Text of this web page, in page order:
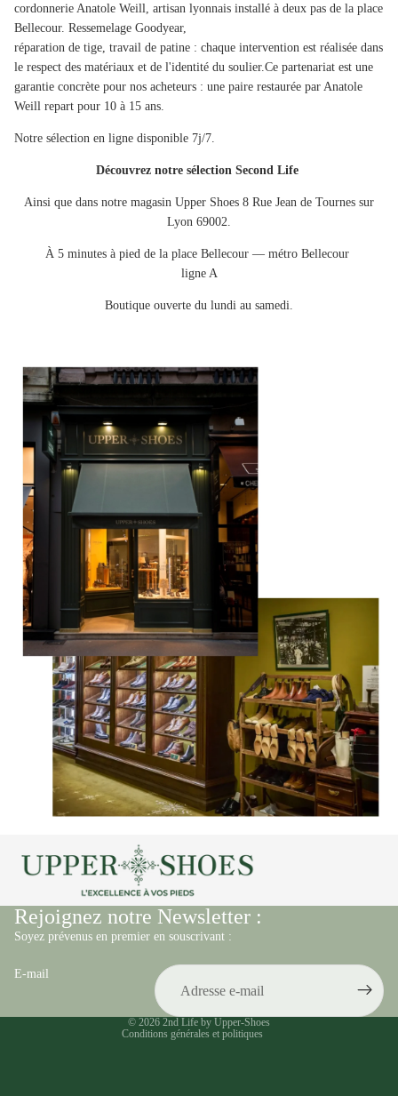
cordonnerie Anatole Weill, artisan lyonnais installé à deux pas de la place
Bellecour. Ressemelage Goodyear,
réparation de tige, travail de patine : chaque intervention est réalisée dans
le respect des matériaux et de l'identité du soulier.Ce partenariat est une
garantie concrète pour nos acheteurs : une paire restaurée par Anatole
Weill repart pour 10 à 15 ans.
Notre sélection en ligne disponible 7j/7.
Découvrez notre sélection Second Life
Ainsi que dans notre magasin Upper Shoes 8 Rue Jean de Tournes sur
Lyon 69002
À 5 minutes à pied de la place Bellecour — métro Bellecour
ligne A
Boutique ouverte du lundi au samedi.
Rejoignez notre Newsletter :
Soyez prévenus en premier en souscrivant :
E-mail
© 2026 2nd Life by Upper-Shoes
Conditions générales et politiques
Politique de confidentialité
Mentions légales
Politique de remboursement